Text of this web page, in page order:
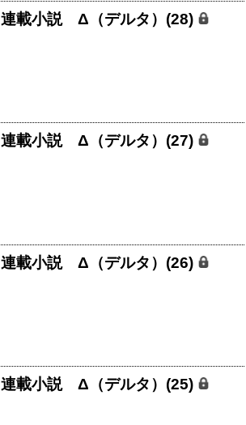
連載小説 Δ（デルタ）(28)
連載小説 Δ（デルタ）(27)
連載小説 Δ（デルタ）(26)
連載小説 Δ（デルタ）(25)